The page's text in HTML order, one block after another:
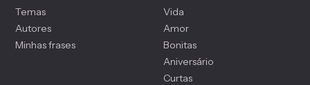
Temas
Autores
Minhas frases
Vida
Amor
Bonitas
Aniversário
Curtas